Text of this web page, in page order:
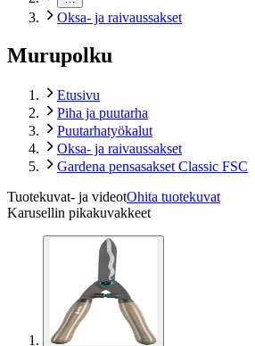
Oksa- ja raivaussakset
Murupolku
Etusivu
Piha ja puutarha
Puutarhatyökalut
Oksa- ja raivaussakset
Gardena pensasakset Classic FSC
Tuotekuvat- ja videotOhita tuotekuvat
Karusellin pikakuvakkeet